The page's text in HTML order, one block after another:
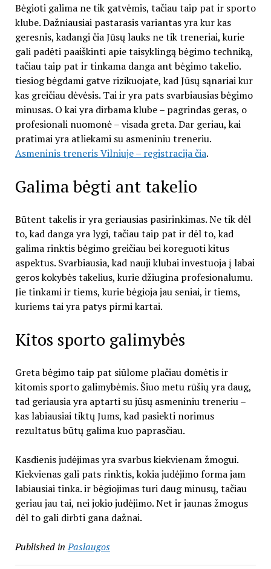
Bėgioti galima ne tik gatvėmis, tačiau taip pat ir sporto
klube. Dažniausiai pastarasis variantas yra kur kas
geresnis, kadangi čia Jūsų lauks ne tik treneriai, kurie
gali padėti paaiškinti apie taisyklingą bėgimo techniką,
tačiau taip pat ir tinkama danga ant bėgimo takelio.
tiesiog bėgdami gatve rizikuojate, kad Jūsų sąnariai kur
kas greičiau dėvėsis. Tai ir yra pats svarbiausias bėgimo
minusas. O kai yra dirbama klube – pagrindas geras, o
profesionali nuomonė – visada greta. Dar geriau, kai
pratimai yra atliekami su asmeniniu treneriu.
Asmeninis treneris Vilniuje – registracija čia.
Galima bėgti ant takelio
Būtent takelis ir yra geriausias pasirinkimas. Ne tik dėl
to, kad danga yra lygi, tačiau taip pat ir dėl to, kad
galima rinktis bėgimo greičiau bei koreguoti kitus
aspektus. Svarbiausia, kad nauji klubai investuoja į labai
geros kokybės takelius, kurie džiugina profesionalumu.
Jie tinkami ir tiems, kurie bėgioja jau seniai, ir tiems,
kuriems tai yra patys pirmi kartai.
Kitos sporto galimybės
Greta bėgimo taip pat siūlome plačiau domėtis ir
kitomis sporto galimybėmis. Šiuo metu rūšių yra daug,
tad geriausia yra aptarti su jūsų asmeniniu treneriu –
kas labiausiai tiktų Jums, kad pasiekti norimus
rezultatus būtų galima kuo paprasčiau.
Kasdienis judėjimas yra svarbus kiekvienam žmogui.
Kiekvienas gali pats rinktis, kokia judėjimo forma jam
labiausiai tinka. ir bėgiojimas turi daug minusų, tačiau
geriau jau tai, nei jokio judėjimo. Net ir jaunas žmogus
dėl to gali dirbti gana dažnai.
Published in Paslaugos